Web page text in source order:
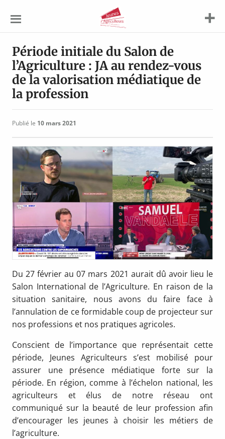
Agriculteurs
Période initiale du Salon de
l’Agriculture : JA au rendez-vous
de la valorisation médiatique de
la profession
Publié le 10 mars 2021
Du 27 février au 07 mars 2021 aurait dû avoir lieu le
Salon International de l’Agriculture. En raison de la
situation sanitaire, nous avons du faire face à
l’annulation de ce formidable coup de projecteur sur
nos professions et nos pratiques agricoles.
Conscient de l’importance que représentait cette
période, Jeunes Agriculteurs s’est mobilisé pour
assurer une présence médiatique forte sur la
période. En région, comme à l’échelon national, les
agriculteurs et élus de notre réseau ont
communiqué sur la beauté de leur profession afin
d’encourager les jeunes à choisir les métiers de
l’agriculture.